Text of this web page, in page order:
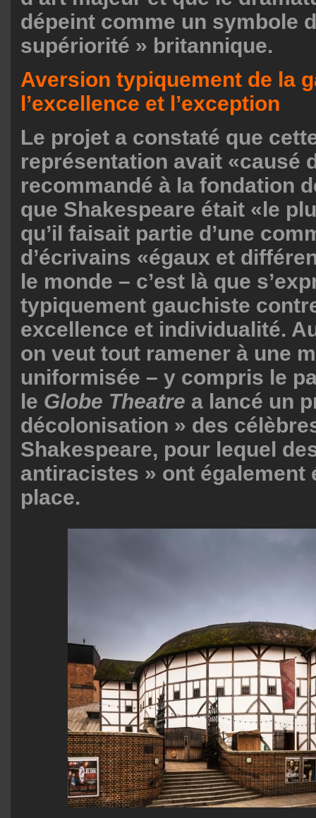
dépeint comme un symbole
supériorité » britannique.
Aversion typiquement de la
l’excellence et l’exception
Le projet a constaté que
représentation avait «causé
recommandé à la fondation
que Shakespeare était «le
qu’il faisait partie d’une
d’écrivains «égaux et
le monde – c’est là que
typiquement gauchiste
excellence et individualité.
on veut tout ramener à une
uniformisée – y compris le
le Globe Theatre a lancé un
décolonisation » des
Shakespeare, pour lequel
antiracistes » ont également
place.